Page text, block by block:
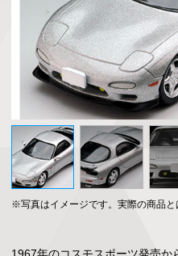
※写真はイメージです。実際の商品と
1967年のコスモスポーツ発売